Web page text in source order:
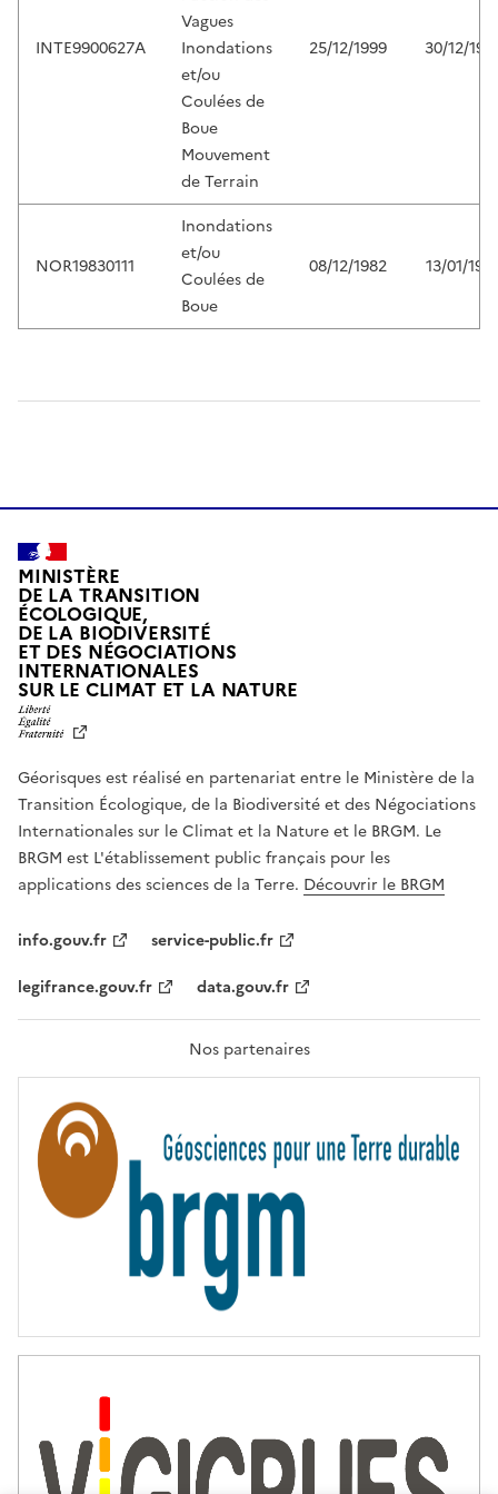
INTE9900627A
Vagues
Inondations
et/ou
Coulées de
Boue
Mouvement
de Terrain
25/12/1999 30/12/
NOR19830111
Inondations
et/ou
Coulées de
Boue
08/12/1982 13/01/
MINISTÈRE
DE LA TRANSITION
ÉCOLOGIQUE,
DE LA BIODIVERSITÉ
ET DES NÉGOCIATIONS
INTERNATIONALES
SUR LE CLIMAT ET LA NATUREL
T
É
,
É
G
A
L
F
A
T
R
T
É
Géorisques est réalisé en partenariat entre le Ministère de la
Transition Écologique, de la Biodiversité et des Négociations
Internationales sur le Climat et la Nature et le BRGM. Le
BRGM est L'établissement public français pour les
applications des sciences de la Terre. Découvrir le BRGM
info.gouv.fr
service-public.fr
legifrance.gouv.fr
data.gouv.fr
Nos partenaires